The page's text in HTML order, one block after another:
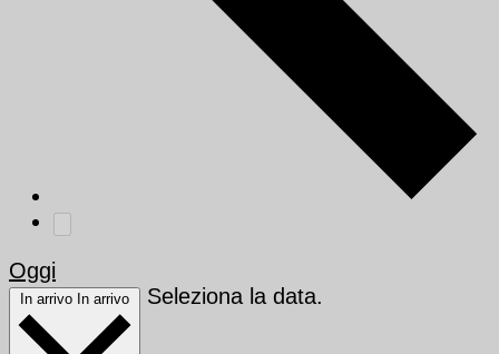
Oggi
In arrivo In arrivo Seleziona la data.